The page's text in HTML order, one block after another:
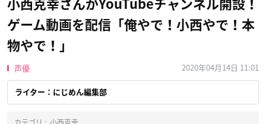
小西克幸さんがYouTubeチャンネル開設！
ゲーム動画を配信「俺やで！小西やで！本
物やで！」
声優 2020年04月14日 11:01
ライター：にじめん編集部